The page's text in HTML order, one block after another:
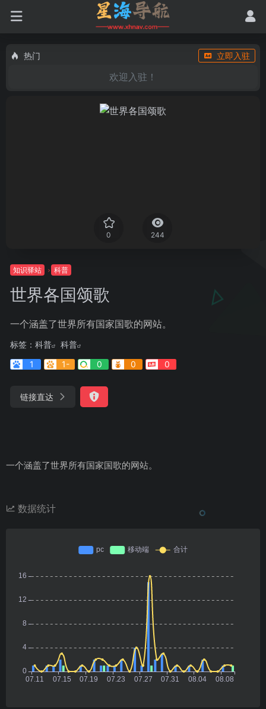
热门 立即入驻
欢迎入驻！
0 244
知识驿站 科普
世界各国颂歌
一个涵盖了世界所有国家国歌的网站。
标签： 科普
科普
1
1- 0 0 0
链接直达
一个涵盖了世界所有国家国歌的网站。
数据统计